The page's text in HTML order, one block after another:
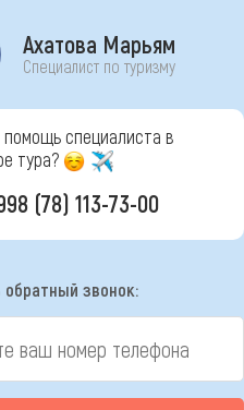
Ахатова Марьям
Специалист по туризму
специалиста в
тура?
(78) 113-73-00
обратный звонок: